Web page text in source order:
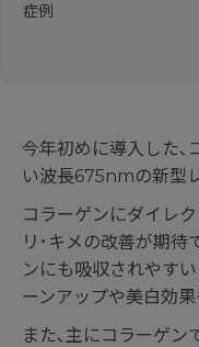
症例
今年初めに導入した､
い波長675nmの新型
コラーゲンにダイレ
リ･キメの改善が期
ンにも吸収されやす
ーンアップや美白効
また､主にコラーゲン